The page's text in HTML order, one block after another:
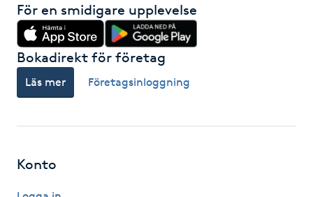
Hårborttagning
Hårbottenbehandling
Hårförlängning
För en smidigare upplevelse
Bokadirekt för företag
Läs mer Företagsinloggning
Konto